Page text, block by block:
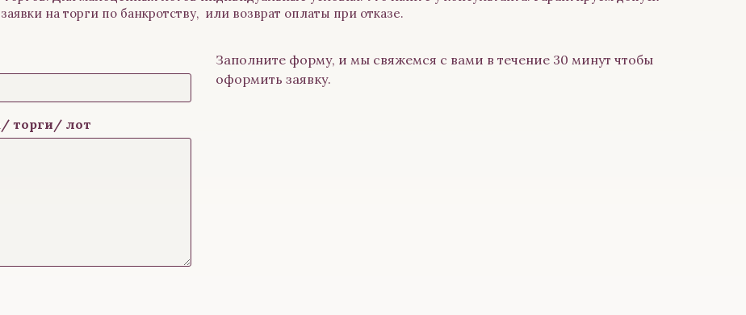
заявки на торги по банкротству, или возврат оплаты при отказе.
Заполните форму, и мы свяжемся с вами в течение 30 минут чтобы
оформить заявку.
торги/ лот